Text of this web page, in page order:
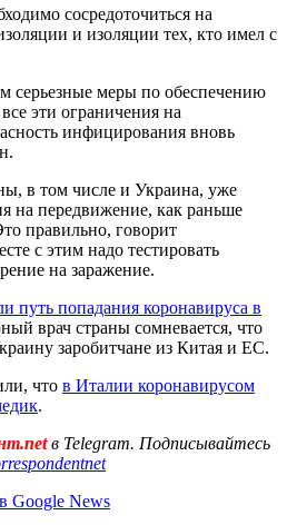
сосредоточиться на
и изоляции тех, кто имел с
серьезные меры по обеспечению
эти ограничения на
инфицирования вновь
в том числе и Украина, уже
на передвижение, как раньше
правильно, говорит
с этим надо тестировать
на заражение.
путь попадания коронавируса в
врач страны сомневается, что
заробитчане из Китая и ЕС.
что в Италии коронавирусом
.
в Telegram. Подписывайтесь
Google News